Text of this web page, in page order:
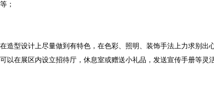
；
造型设计上尽量做到有特色，在色彩、照明、装饰手法上力求别
以在展区内设立招待厅，休息室或赠送小礼品，发送宣传手册等